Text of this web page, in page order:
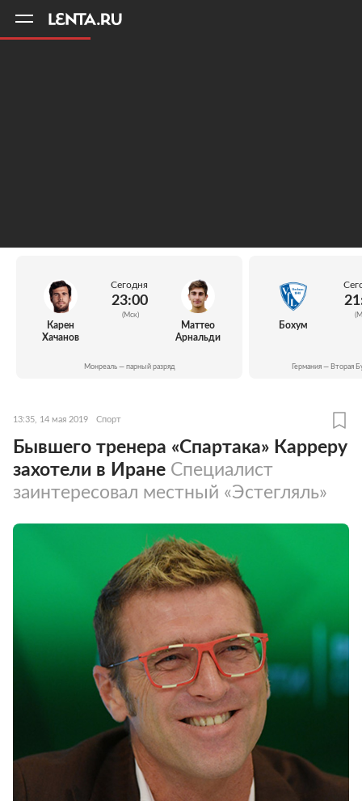
Карен
Хачанов
Сегодня
23:00
(Мск)
Маттео
Арнальди
Монреаль — парный разряд
Бохум
Германия — Вторая
13:35, 14 мая 2019 Спорт
Бывшего тренера «Спартака» Карреру
захотели в Иране Специалист
заинтересовал местный «Эстегляль»